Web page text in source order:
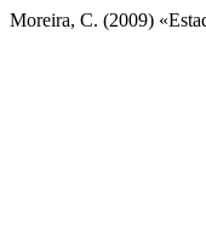
Moreira, C. (2009)